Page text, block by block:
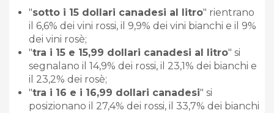
"sotto i 15 dollari canadesi al litro" rientrano
il 6,6% dei vini rossi, il 9,9% dei vini bianchi e il 9%
dei vini rosè;
"tra i 15 e 15,99 dollari canadesi al litro" si
segnalano il 14,9% dei rossi, il 23,1% dei bianchi e
il 23,2% dei rosè;
"tra i 16 e i 16,99 dollari canadesi" si
posizionano il 27,4% dei rossi, il 33,7% dei bianchi